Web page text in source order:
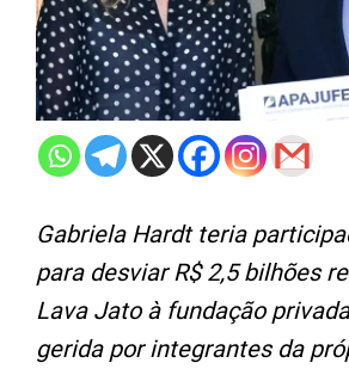
Gabriela Hardt teria
para desviar R$ 2,5 bilhões
Lava Jato à fundação
gerida por integrantes da